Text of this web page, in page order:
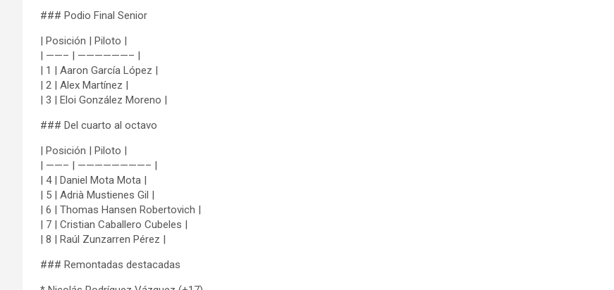
### Podio Final Senior
| Posición | Piloto |
| ——– | ——————– |
| 1 | Aaron García López |
| 2 | Alex Martínez |
| 3 | Eloi González Moreno |
### Del cuarto al octavo
| Posición | Piloto |
| ——– | ————————– |
| 4 | Daniel Mota Mota |
| 5 | Adrià Mustienes Gil |
| 6 | Thomas Hansen Robertovich |
| 7 | Cristian Caballero Cubeles |
| 8 | Raúl Zunzarren Pérez |
### Remontadas destacadas